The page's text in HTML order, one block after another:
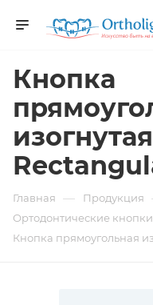
Кнопка
Главная — Продукция
Ортодонтические кнопки
Кнопка прямоугольная